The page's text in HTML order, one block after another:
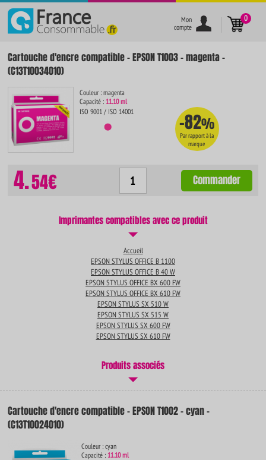
}
Mon
compte
0
Cartouche d'encre compatible - EPSON T1003 - magenta -
(C13T10034010)
Couleur : magenta
Capacité : 11.10 ml
ISO 9001 / ISO 14001
-82%
Par rapport à la
marque
4.54€ Commander
Imprimantes compatibles avec ce produit
Accueil
EPSON STYLUS OFFICE B 1100
EPSON STYLUS OFFICE B 40 W
EPSON STYLUS OFFICE BX 600 FW
EPSON STYLUS OFFICE BX 610 FW
EPSON STYLUS SX 510 W
EPSON STYLUS SX 515 W
EPSON STYLUS SX 600 FW
EPSON STYLUS SX 610 FW
Produits associés
Cartouche d'encre compatible - EPSON T1002 - cyan -
(C13T10024010)
Couleur : cyan
Capacité : 11.10 ml